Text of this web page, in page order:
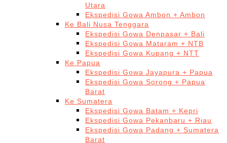
Utara
Ekspedisi Gowa Ambon + Ambon
Ke Bali Nusa Tenggara
Ekspedisi Gowa Denpasar + Bali
Ekspedisi Gowa Mataram + NTB
Ekspedisi Gowa Kupang + NTT
Ke Papua
Ekspedisi Gowa Jayapura + Papua
Ekspedisi Gowa Sorong + Papua
Barat
Ke Sumatera
Ekspedisi Gowa Batam + Kepri
Ekspedisi Gowa Pekanbaru + Riau
Ekspedisi Gowa Padang + Sumatera
Barat